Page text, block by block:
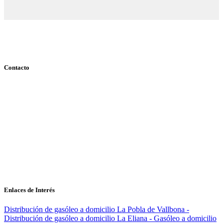
Contacto
Enlaces de Interés
Distribución de gasóleo a domicilio La Pobla de Vallbona -
Distribución de gasóleo a domicilio La Eliana - Gasóleo a domicilio